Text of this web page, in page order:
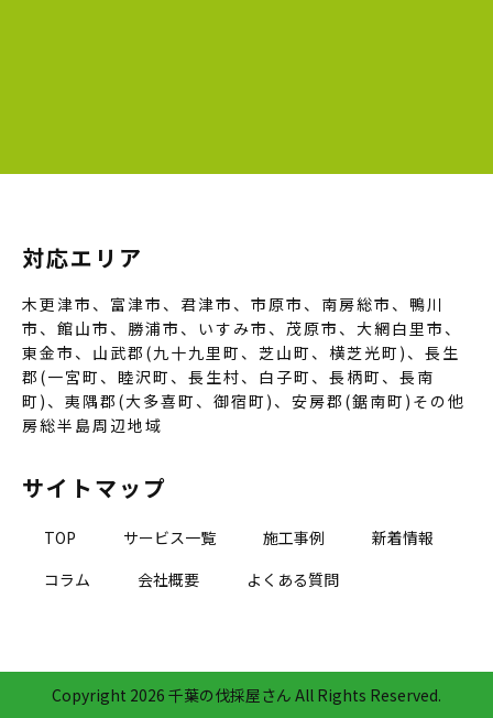
対応エリア
木更津市、富津市、君津市、市原市、南房総市、鴨川
市、館山市、勝浦市、いすみ市、茂原市、大網白里市、
東金市、山武郡(九十九里町、芝山町、横芝光町)、長生
郡(一宮町、睦沢町、長生村、白子町、長柄町、長南
町)、夷隅郡(大多喜町、御宿町)、安房郡(鋸南町)その他
房総半島周辺地域
サイトマップ
TOP サービス一覧 施工事例
新着情報
コラム
会社概要 よくある質問
Copyright 2026 千葉の伐採屋さん All Rights Reserved.